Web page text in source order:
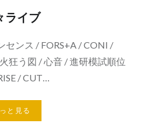
ライブ
センス / FORS+A / CONI /
狂う図 / 心音 / 進研模試順位
/ CUT…
と見る